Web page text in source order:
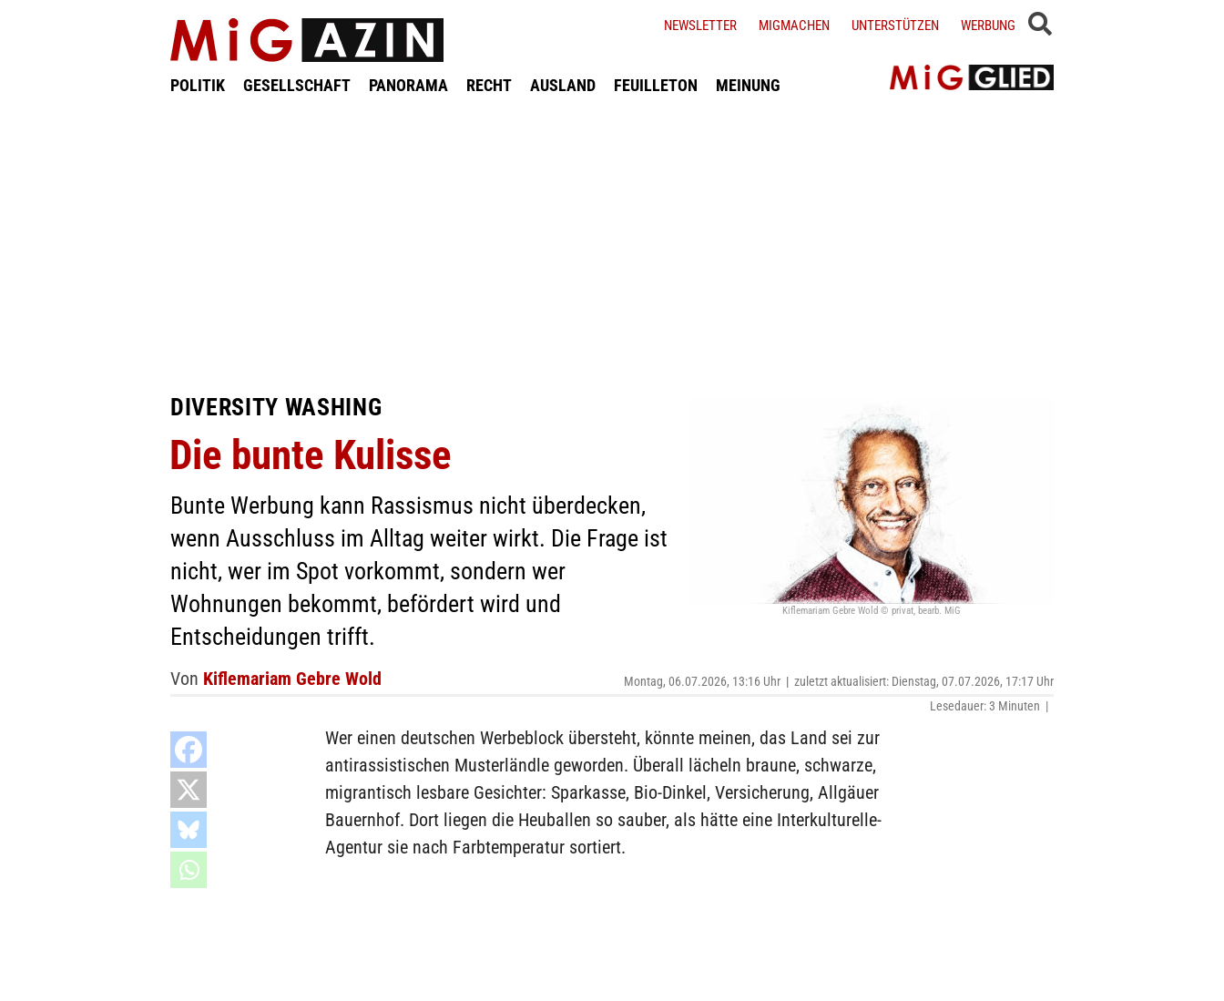
POLITIK GESELLSCHAFT PANORAMA RECHT AUSLAND FEUILLETON MEINUNG
NEWSLETTER MIGMACHEN UNTERSTÜTZEN WERBUNG
Kiflemariam Gebre Wold © privat, bearb. MiG
DIVERSITY WASHING
Die bunte Kulisse
Bunte Werbung kann Rassismus nicht überdecken,
wenn Ausschluss im Alltag weiter wirkt. Die Frage ist
nicht, wer im Spot vorkommt, sondern wer
Wohnungen bekommt, befördert wird und
Entscheidungen trifft.
Von Kiflemariam Gebre Wold Montag, 06.07.2026, 13:16 Uhr | zuletzt aktualisiert: Dienstag, 07.07.2026, 17:17 Uhr
Lesedauer: 3 Minuten |
Wer einen deutschen Werbeblock übersteht, könnte meinen, das Land sei zur
antirassistischen Musterländle geworden. Überall lächeln braune, schwarze,
migrantisch lesbare Gesichter: Sparkasse, Bio-Dinkel, Versicherung, Allgäuer
Bauernhof. Dort liegen die Heuballen so sauber, als hätte eine Interkulturelle-
Agentur sie nach Farbtemperatur sortiert.